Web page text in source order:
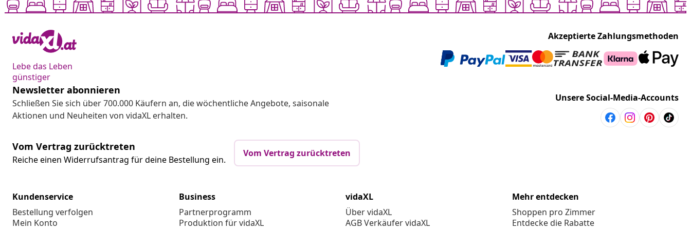
Lebe das Leben
günstiger
Akzeptierte Zahlungsmethoden
Newsletter abonnieren
Schließen Sie sich über 700.000 Käufern an, die wöchentliche Angebote, saisonale
Aktionen und Neuheiten von vidaXL erhalten.
Unsere Social-Media-Accounts
Vom Vertrag zurücktreten
Reiche einen Widerrufsantrag für deine Bestellung ein.
Vom Vertrag zurücktreten
Kundenservice
Bestellung verfolgen
Mein Konto
Business
Partnerprogramm
Produktion für vidaXL
vidaXL
Über vidaXL
AGB Verkäufer vidaXL
Mehr entdecken
Shoppen pro Zimmer
Entdecke die Rabatte